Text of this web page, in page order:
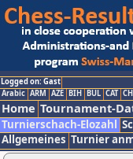
Logged on: Gast
Arabic ARM AZE BIH BUL CAT
Home Tournament-
Turnierschach-Elozahl
Allgemeines Turnier